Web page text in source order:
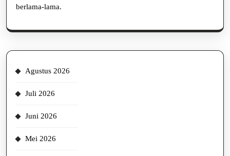
berlama-lama.
Agustus 2026
Juli 2026
Juni 2026
Mei 2026